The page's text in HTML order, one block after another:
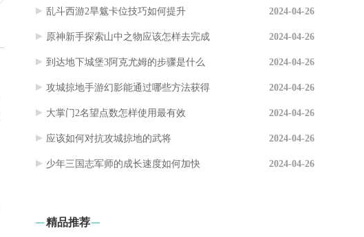
乱斗西游2旱魃卡位技巧如何提升 2024-04-26
原神新手探索山中之物应该怎样去完成 2024-04-26
到达地下城堡3阿克尤姆的步骤是什么 2024-04-26
攻城掠地手游幻影能通过哪些方法获得 2024-04-26
大掌门2名望点数怎样使用最有效 2024-04-26
应该如何对抗攻城掠地的武将 2024-04-26
少年三国志军师的成长速度如何加快 2024-04-26
精品推荐